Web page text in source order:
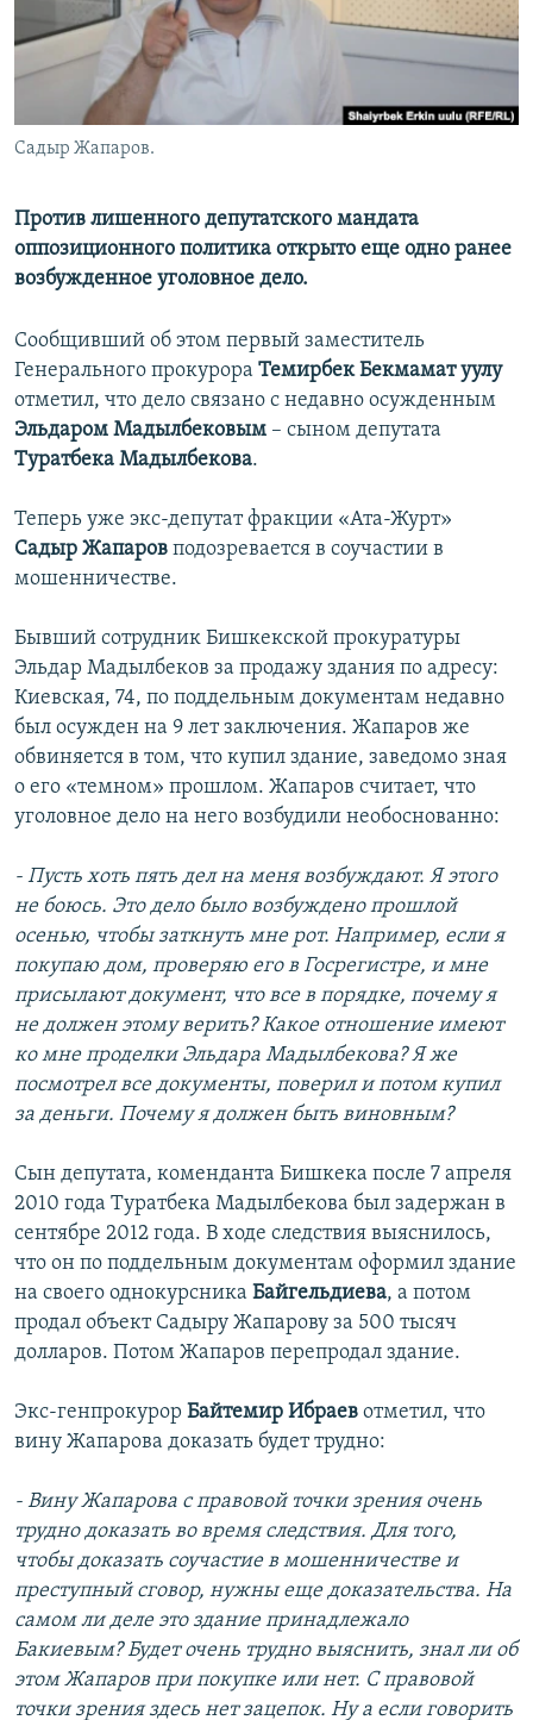
Садыр Жапаров.
Против лишенного депутатского мандата
оппозиционного политика открыто еще одно ранее
возбужденное уголовное дело.
Сообщивший об этом первый заместитель
Генерального прокурора Темирбек Бекмамат уулу
отметил, что дело связано с недавно осужденным
Эльдаром Мадылбековым – сыном депутата
Туратбека Мадылбекова.
Теперь уже экс-депутат фракции «Ата-Журт»
Садыр Жапаров подозревается в соучастии в
мошенничестве.
Бывший сотрудник Бишкекской прокуратуры
Эльдар Мадылбеков за продажу здания по адресу:
Киевская, 74, по поддельным документам недавно
был осужден на 9 лет заключения. Жапаров же
обвиняется в том, что купил здание, заведомо зная
о его «темном» прошлом. Жапаров считает, что
уголовное дело на него возбудили необоснованно:
- Пусть хоть пять дел на меня возбуждают. Я этого
не боюсь. Это дело было возбуждено прошлой
осенью, чтобы заткнуть мне рот. Например, если я
покупаю дом, проверяю его в Госрегистре, и мне
присылают документ, что все в порядке, почему я
не должен этому верить? Какое отношение имеют
ко мне проделки Эльдара Мадылбекова? Я же
посмотрел все документы, поверил и потом купил
за деньги. Почему я должен быть виновным?
Сын депутата, коменданта Бишкека после 7 апреля
2010 года Туратбека Мадылбекова был задержан в
сентябре 2012 года. В ходе следствия выяснилось,
что он по поддельным документам оформил здание
на своего однокурсника Байгельдиева, а потом
продал объект Садыру Жапарову за 500 тысяч
долларов. Потом Жапаров перепродал здание.
Экс-генпрокурор Байтемир Ибраев отметил, что
вину Жапарова доказать будет трудно:
- Вину Жапарова с правовой точки зрения очень
трудно доказать во время следствия. Для того,
чтобы доказать соучастие в мошенничестве и
преступный сговор, нужны еще доказательства. На
самом ли деле это здание принадлежало
Бакиевым? Будет очень трудно выяснить, знал ли об
этом Жапаров при покупке или нет. С правовой
точки зрения здесь нет зацепок. Ну а если говорить